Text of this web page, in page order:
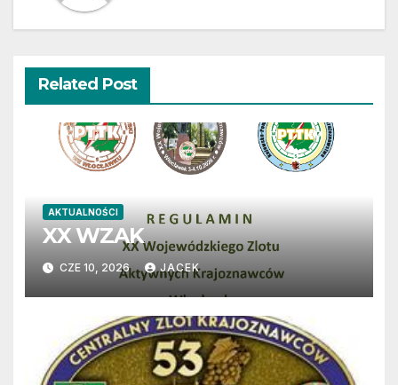
Related Post
AKTUALNOŚCI
XX WZAK
CZE 10, 2026 JACEK